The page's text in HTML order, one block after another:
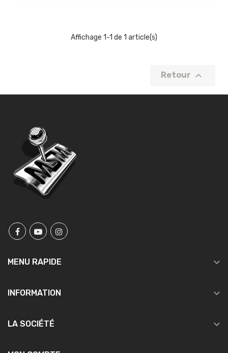
Affichage 1-1 de 1 article(s)
Retour 
MENU RAPIDE 
INFORMATION 
LA SOCIÉTÉ 